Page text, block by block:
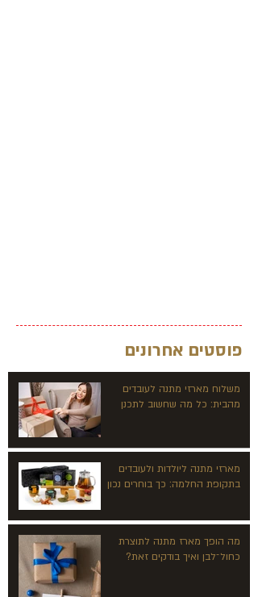
פוסטים אחרונים
משלוח מארזי מתנה לעובדים
מהבית: כל מה שחשוב לתכנן
מארזי מתנה ליולדות ולעובדים
בתקופת החלמה: כך בוחרים נכון
מה הופך מארז מתנה לתוצרת
כחול־לבן ואיך בודקים זאת?